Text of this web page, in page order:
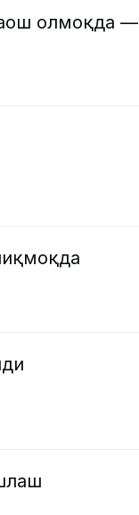
олмоқда —